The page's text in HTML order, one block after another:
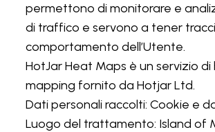
permettono di monitorare e
di traffico e servono a tener
comportamento dell’Utente.
HotJar Heat Maps è un servizio
mapping fornito da Hotjar Ltd.
Dati personali raccolti: Cookie e
Luogo del trattamento: Island of